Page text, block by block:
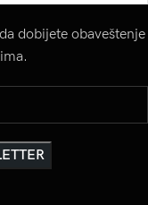
dobijete obaveštenje